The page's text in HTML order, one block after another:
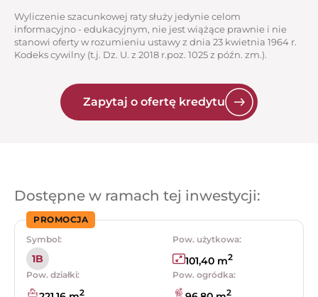
Wyliczenie szacunkowej raty służy jedynie celom
informacyjno - edukacyjnym, nie jest wiążące prawnie i nie
stanowi oferty w rozumieniu ustawy z dnia 23 kwietnia 1964 r.
Kodeks cywilny (t.j. Dz. U. z 2018 r.poz. 1025 z późn. zm.).
Zapytaj o ofertę kredytu
Dostępne w ramach tej inwestycji:
PROMOCJA
Symbol:
1B
Pow. użytkowa:
101,40 m2
Pow. działki:
2
Pow. ogródka:
2